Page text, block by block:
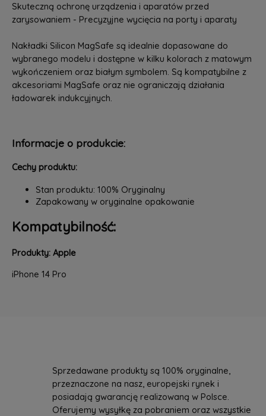
Skuteczną ochronę urządzenia i aparatów przed
zarysowaniem - Precyzyjne wycięcia na porty i aparaty
Nakładki Silicon MagSafe są idealnie dopasowane do
wybranego modelu i dostępne w kilku kolorach z matowym
wykończeniem oraz białym symbolem. Są kompatybilne z
akcesoriami MagSafe oraz nie ograniczają działania
ładowarek indukcyjnych.
Informacje o produkcie:
Cechy produktu:
Stan produktu: 100% Oryginalny
Zapakowany w oryginalne opakowanie
Kompatybilność:
Produkty: Apple
iPhone 14 Pro
Sprzedawane produkty są 100% oryginalne,
przeznaczone na nasz, europejski rynek i
posiadają gwarancję realizowaną w Polsce.
Oferujemy wysyłkę za pobraniem oraz wszystkie